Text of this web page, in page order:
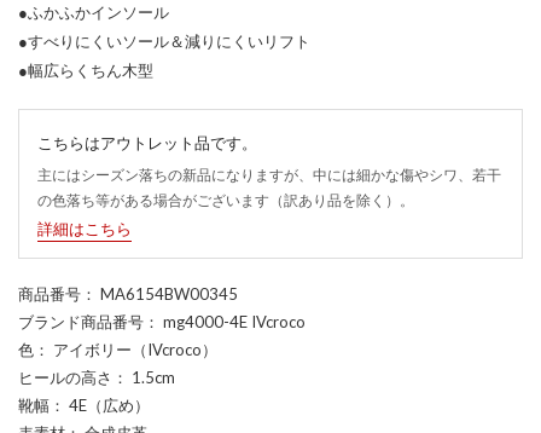
●ふかふかインソール
●すべりにくいソール＆減りにくいリフト
●幅広らくちん木型
こちらはアウトレット品です。
主にはシーズン落ちの新品になりますが、中には細かな傷やシワ、若干
の色落ち等がある場合がございます（訳あり品を除く）。
詳細はこちら
商品番号 ： MA6154BW00345
ブランド商品番号 ： mg4000-4E IVcroco
色 ： アイボリー（IVcroco）
ヒールの高さ ： 1.5cm
靴幅 ： 4E（広め）